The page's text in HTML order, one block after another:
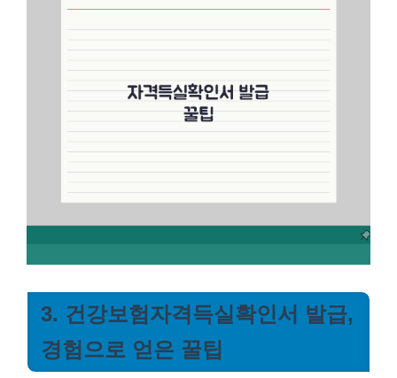
3. 건강보험자격득실확인서 발급,
경험으로 얻은 꿀팁